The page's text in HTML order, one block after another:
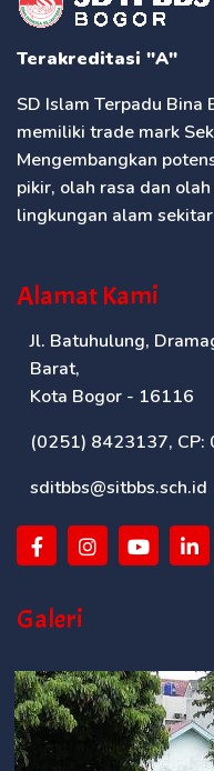
Terakreditasi "A"
SD Islam Terpadu Bina
memiliki trade mark
Mengembangkan
pikir, olah rasa dan
lingkungan alam
Alamat Kami
Jl. Batuhulung,
Barat,
Kota Bogor - 16116
(0251) 8423137,
sditbbs@sitbbs.sch.id
Galeri